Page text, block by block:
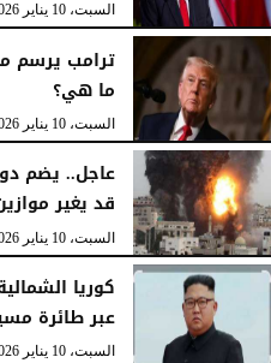
السبت، 10 يناير 2026
ترامب يرسم
ما هي؟
السبت، 10 يناير 2026
عاجل.. يضم
قد يغير
السبت، 10 يناير 2026
كوريا
عبر طائرة
السبت، 10 يناير 2026